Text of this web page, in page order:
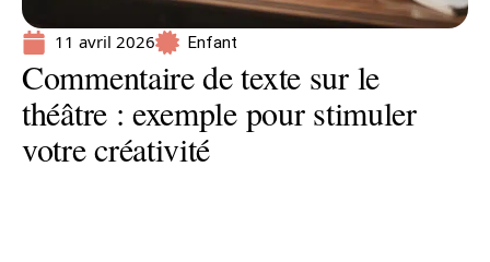
11 avril 2026 Enfant
Commentaire de texte sur le
théâtre : exemple pour stimuler
votre créativité